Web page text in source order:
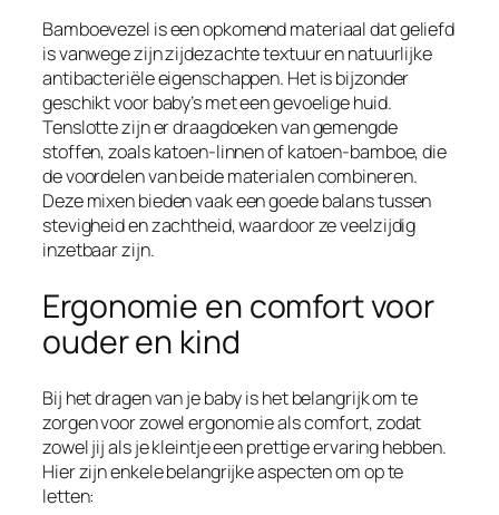
Bamboevezel is een opkomend materiaal dat geliefd
is vanwege zijn zijdezachte textuur en natuurlijke
antibacteriële eigenschappen. Het is bijzonder
geschikt voor baby’s met een gevoelige huid.
Tenslotte zijn er draagdoeken van gemengde
stoffen, zoals katoen-linnen of katoen-bamboe, die
de voordelen van beide materialen combineren.
Deze mixen bieden vaak een goede balans tussen
stevigheid en zachtheid, waardoor ze veelzijdig
inzetbaar zijn.
Ergonomie en comfort voor
ouder en kind
Bij het dragen van je baby is het belangrijk om te
zorgen voor zowel ergonomie als comfort, zodat
zowel jij als je kleintje een prettige ervaring hebben.
Hier zijn enkele belangrijke aspecten om op te
letten: